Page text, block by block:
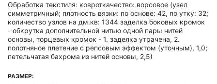
Обработка текстиля: ковроткачество: ворсовое (узел
симметричный; плотность вязки: по основе: 42, по утку: 32;
количество узлов на дм.кв: 1344 заделка боковых кромок
- обкрутка дополнительной нитью одной пары нитей
основы, торцевых кромок - 1. заделка утрачена, 2.
полотняное плетение с репсовым эффектом (уточным), 1,0;
петельчатая бахрома из нитей основы, 2,5)
РАЗМЕР: